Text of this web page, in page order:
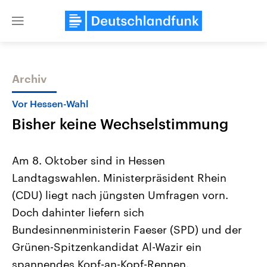
Close
Themen
Landtagswahl Sachsen-Anhalt
2026
Alle Informationen
Sachsen-Anhalt wählt am 6.
September 2026 einen neuen
Landtag. Seit 2021 wird das
Bundesland von einer Koalition aus
Hintergründe
Wirtschaftlich und
gehören die Vereinigten
mit großem Einfluss auf
Archiv
Vor Hessen-Wahl
Bisher keine Wechselstimmung
Am 8. Oktober sind in Hessen
Landtagswahlen. Ministerpräsident Rhein
(CDU) liegt nach jüngsten Umfragen vorn.
Doch dahinter liefern sich
Bundesinnenministerin Faeser (SPD) und der
Grünen-Spitzenkandidat Al-Wazir ein
spannendes Kopf-an-Kopf-Rennen.